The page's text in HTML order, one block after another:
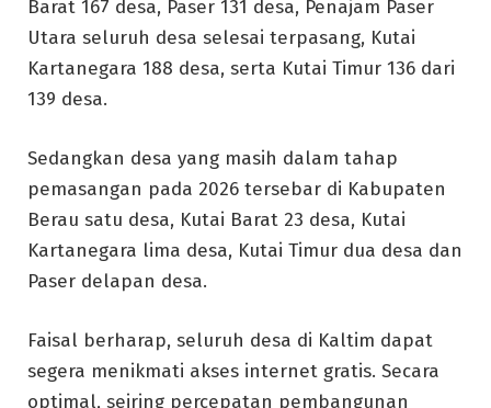
Barat 167 desa, Paser 131 desa, Penajam Paser
Utara seluruh desa selesai terpasang, Kutai
Kartanegara 188 desa, serta Kutai Timur 136 dari
139 desa.
Sedangkan desa yang masih dalam tahap
pemasangan pada 2026 tersebar di Kabupaten
Berau satu desa, Kutai Barat 23 desa, Kutai
Kartanegara lima desa, Kutai Timur dua desa dan
Paser delapan desa.
Faisal berharap, seluruh desa di Kaltim dapat
segera menikmati akses internet gratis. Secara
optimal, seiring percepatan pembangunan